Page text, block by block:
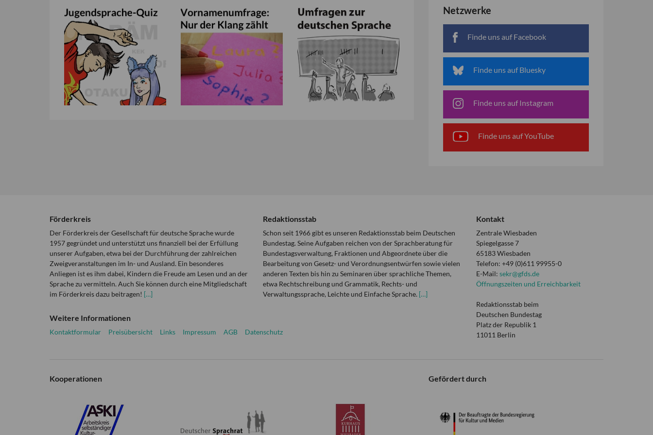
Netzwerke
Finde uns auf Facebook
Finde uns auf Bluesky
Finde uns auf Instagram
Finde uns auf YouTube
Förderkreis
Der Förderkreis der Gesellschaft für deutsche Sprache wurde
1957 gegründet und unterstützt uns finanziell bei der Erfüllung
unserer Aufgaben, etwa bei der Durchführung der zahlreichen
Zweigveranstaltungen im In- und Ausland. Ein besonderes
Anliegen ist es ihm dabei, Kindern die Freude am Lesen und an der
Sprache zu vermitteln. Auch Sie können durch eine Mitgliedschaft
im Förderkreis dazu beitragen! […]
Redaktionsstab
Schon seit 1966 gibt es unseren Redaktionsstab beim Deutschen
Bundestag. Seine Aufgaben reichen von der Sprachberatung für
Bundestagsverwaltung, Fraktionen und Abgeordnete über die
Bearbeitung von Gesetz- und Verordnungsentwürfen sowie vielen
anderen Texten bis hin zu Seminaren über sprachliche Themen,
etwa Rechtschreibung und Grammatik, Rechts- und
Verwaltungssprache, Leichte und Einfache Sprache. […]
Weitere Informationen
Kontaktformular Preisübersicht Links Impressum AGB Datenschutz
Kontakt
Zentrale Wiesbaden
Spiegelgasse 7
65183 Wiesbaden
Telefon: +49 (0)611 99955-0
E-Mail: sekr@gfds.de
Öffnungszeiten und Erreichbarkeit
Redaktionsstab beim
Deutschen Bundestag
Platz der Republik 1
11011 Berlin
Kooperationen Gefördert durch